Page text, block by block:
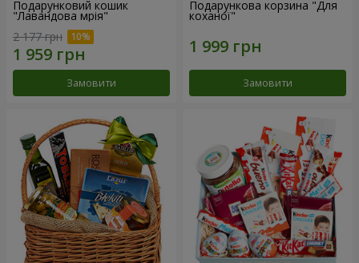
Подарунковий кошик
"Лавандова мрія"
2 177 грн
Замовити
Подарункова корзина "Для
коханої"
Замовити